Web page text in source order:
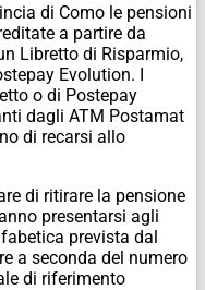
di Como le pensioni
a partire da
Libretto di Risparmio,
Evolution. I
o di Postepay
dagli ATM Postamat
di recarsi allo
di ritirare la pensione
presentarsi agli
prevista dal
a seconda del numero
di riferimento